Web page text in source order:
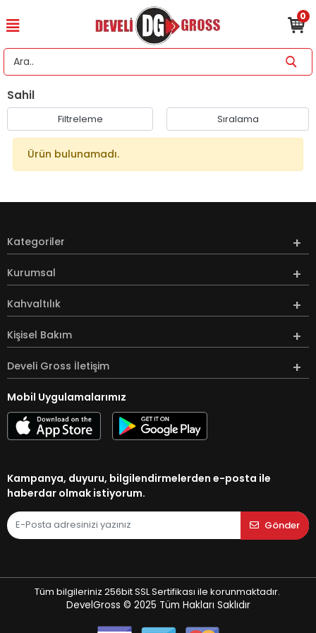
0
Sahil
Filtreleme Sıralama
Ürün bulunamadı.
Kategoriler
Kurumsal
Kahvaltılık
Kişisel Bakım
Develi Gross İletişim
Mobil Uygulamalarımız
Kampanya, duyuru, bilgilendirmelerden e-posta ile
haberdar olmak istiyorum.
Gönder
Tüm bilgileriniz 256bit SSL Sertifikası ile korunmaktadır.
DevelGross © 2025 Tüm Hakları Saklıdır